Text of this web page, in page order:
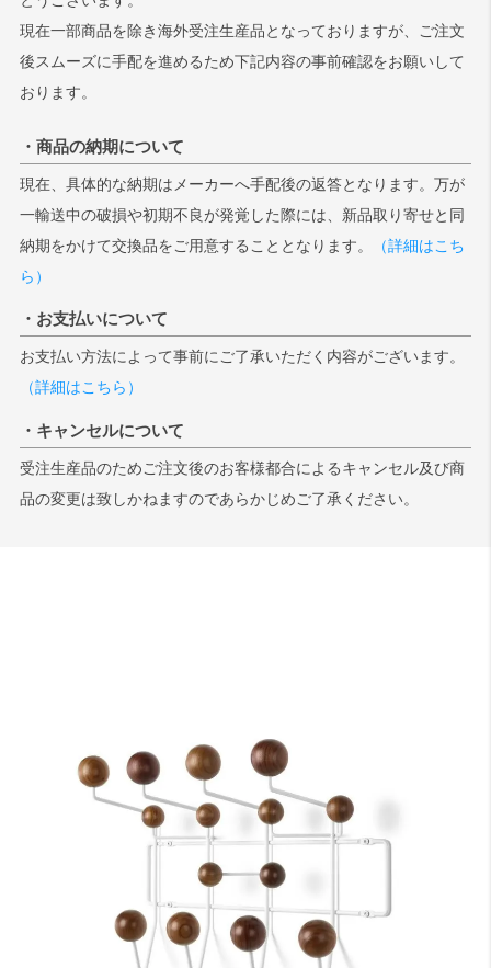
現在一部商品を除き海外受注生産品となっておりますが、ご注文
後スムーズに手配を進めるため下記内容の事前確認をお願いして
おります。
・商品の納期について
現在、具体的な納期はメーカーへ手配後の返答となります。万が
一輸送中の破損や初期不良が発覚した際には、新品取り寄せと同
納期をかけて交換品をご用意することとなります。
（詳細はこち
ら）
・お支払いについて
お支払い方法によって事前にご了承いただく内容がございます。
（詳細はこちら）
・キャンセルについて
受注生産品のためご注文後のお客様都合によるキャンセル及び商
品の変更は致しかねますのであらかじめご了承ください。